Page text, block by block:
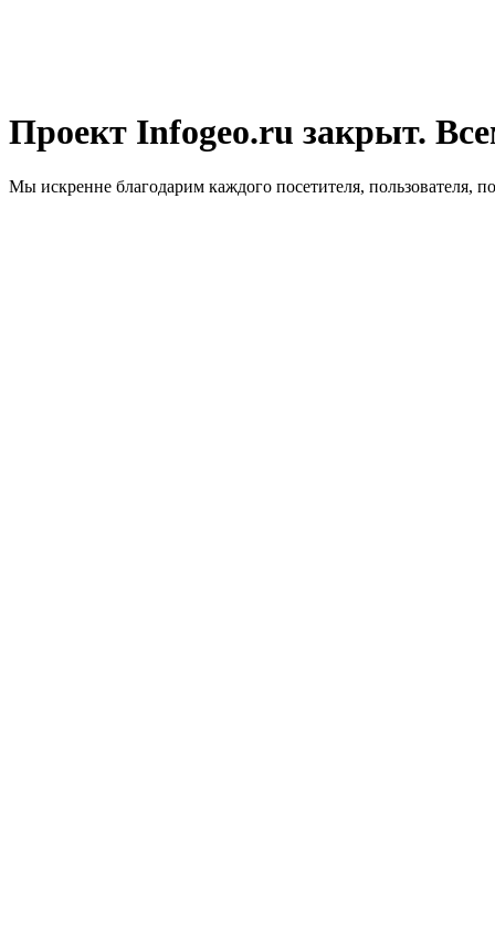
Проект Infogeo.ru закрыт.
Мы искренне благодарим каждого посетителя, пользователя,